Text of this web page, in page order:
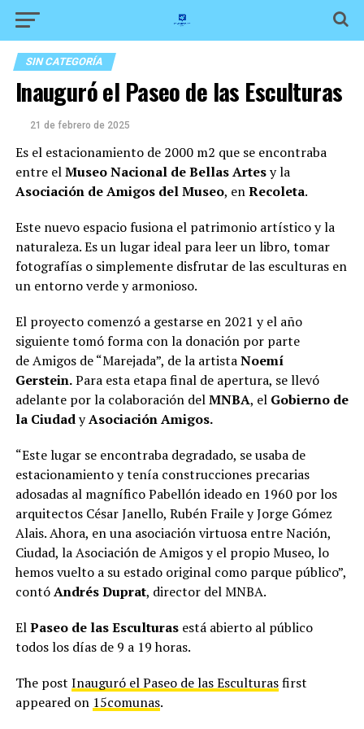
SIN CATEGORÍA
Inauguró el Paseo de las Esculturas
21 de febrero de 2025
Es el estacionamiento de 2000 m2 que se encontraba
entre elMuseo Nacional de Bellas Artesy la
Asociación de Amigos del Museo, enRecoleta.
Este nuevo espacio fusiona el patrimonio artístico y la
naturaleza. Es un lugar ideal para leer un libro, tomar
fotografías o simplemente disfrutar de las esculturas en
un entorno verde y armonioso.
El proyecto comenzó a gestarse en 2021 y el año
siguiente tomó forma con la donación por parte
de Amigos de “Marejada”, de la artistaNoemí
Gerstein.Para esta etapa final de apertura, se llevó
adelante por la colaboración delMNBA, el Gobierno de
la CiudadyAsociación Amigos.
“Este lugar se encontraba degradado, se usaba de
estacionamiento y tenía construcciones precarias
adosadas al magnífico Pabellón ideado en 1960 por los
arquitectos César Janello, Rubén Fraile y Jorge Gómez
Alais. Ahora, en una asociación virtuosa entre Nación,
Ciudad, la Asociación de Amigos y el propio Museo, lo
hemos vuelto a su estado original como parque público”,
contóAndrés Duprat, director del MNBA.
ElPaseo de las Esculturas está abierto al público
todos los días de 9 a 19 horas.
The post Inauguró el Paseo de las Esculturasfirst
appeared on 15comunas.